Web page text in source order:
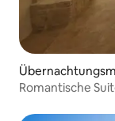
Romantische